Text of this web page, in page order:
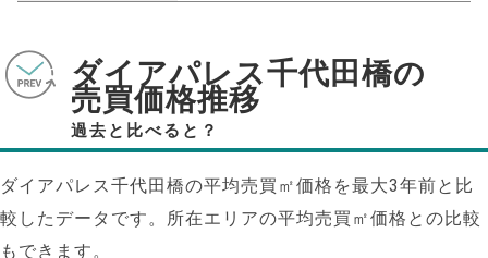
ダイアパレス千代田橋の
売買価格推移
過去と比べると？
ダイアパレス千代田橋の平均売買㎡価格を最大3年前と比
較したデータです。所在エリアの平均売買㎡価格との比較
もできます。